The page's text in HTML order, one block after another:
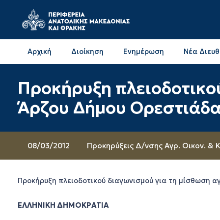
Αρχική Διοίκηση Ενημέρωση Νέα
Προκήρυξη
Άρζου Δήμου
08/03/2012 Προκηρύξεις Δ/νσης Αγρ. Οικον. &
Προκήρυξη πλειοδοτικού διαγωνισμού για τη μίσθωση
ΕΛΛΗΝΙΚΗ ΔΗΜΟΚΡΑΤΙΑ